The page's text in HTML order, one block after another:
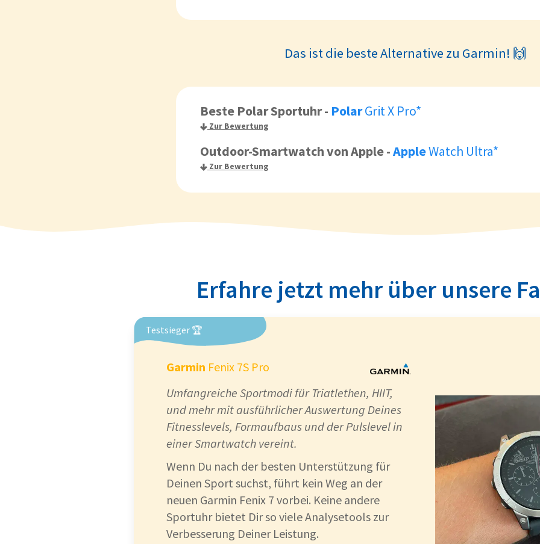
Das ist die beste Alternative zu Garmin! 🙌
Beste Polar Sportuhr- PolarGrit X Pro*
Zur Bewertung
Outdoor-Smartwatch von Apple-AppleWatch Ultra*
Zur Bewertung
Erfahre jetzt mehr über unsere
Testsieger 🏆
Garmin Fenix 7S Pro
Umfangreiche Sportmodi für Triatlethen, HIIT,
und mehr mit ausführlicher Auswertung Deines
Fitnesslevels, Formaufbaus und der Pulslevel in
einer Smartwatch vereint.
Wenn Du nach der besten Unterstützung für
Deinen Sport suchst, führt kein Weg an der
neuen Garmin Fenix 7 vorbei. Keine andere
Sportuhr bietet Dir so viele Analysetools zur
Verbesserung Deiner Leistung.